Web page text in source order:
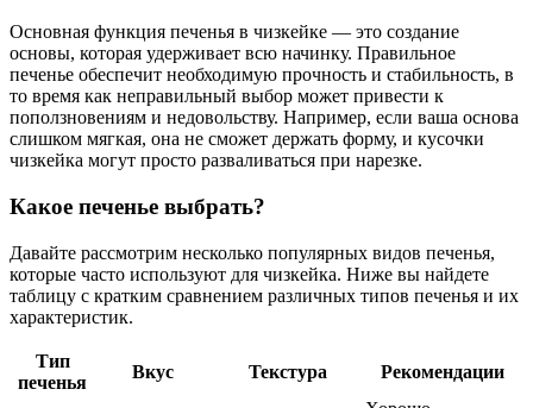
Основная функция печенья в чизкейке — это создание
основы, которая удерживает всю начинку. Правильное
печенье обеспечит необходимую прочность и стабильность, в
то время как неправильный выбор может привести к
поползновениям и недовольству. Например, если ваша основа
слишком мягкая, она не сможет держать форму, и кусочки
чизкейка могут просто разваливаться при нарезке.
Какое печенье выбрать?
Давайте рассмотрим несколько популярных видов печенья,
которые часто используют для чизкейка. Ниже вы найдете
таблицу с кратким сравнением различных типов печенья и их
характеристик.
Тип
печенья
Вкус Текстура Рекомендации